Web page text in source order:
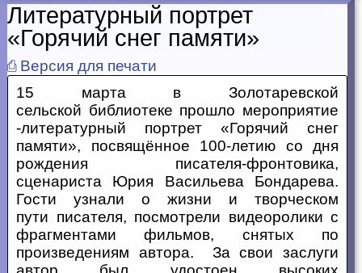
Литературный портрет
«Горячий снег памяти»
⎙ Версия для печати
15 марта в Золотаревской
сельской библиотеке прошло мероприятие
-литературный портрет «Горячий снег
памяти», посвящённое 100-летию со дня
рождения писателя-фронтовика,
сценариста Юрия Васильева Бондарева.
Гости узнали о жизни и творческом
пути писателя, посмотрели видеоролики с
фрагментами фильмов, снятых по
произведениям автора. За свои заслуги